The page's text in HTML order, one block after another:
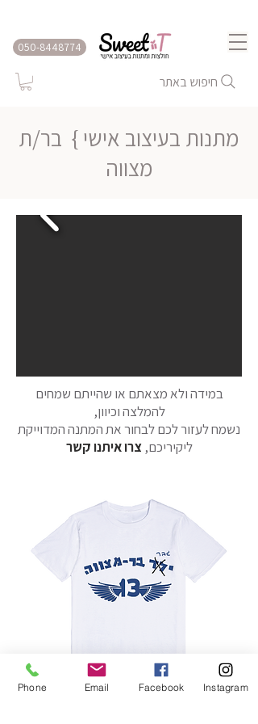
חיפוש באתר
050-8448774
מתנות בעיצוב אישי } בר/ת
מצווה
במידה ולא מצאתם או שהייתם שמחים
להמלצה וכיוון,
נשמח לעזור לכם לבחור את המתנה המדוייקת
ליקיריכם,צרו איתנו קשר
Phone Email Facebook Instagram